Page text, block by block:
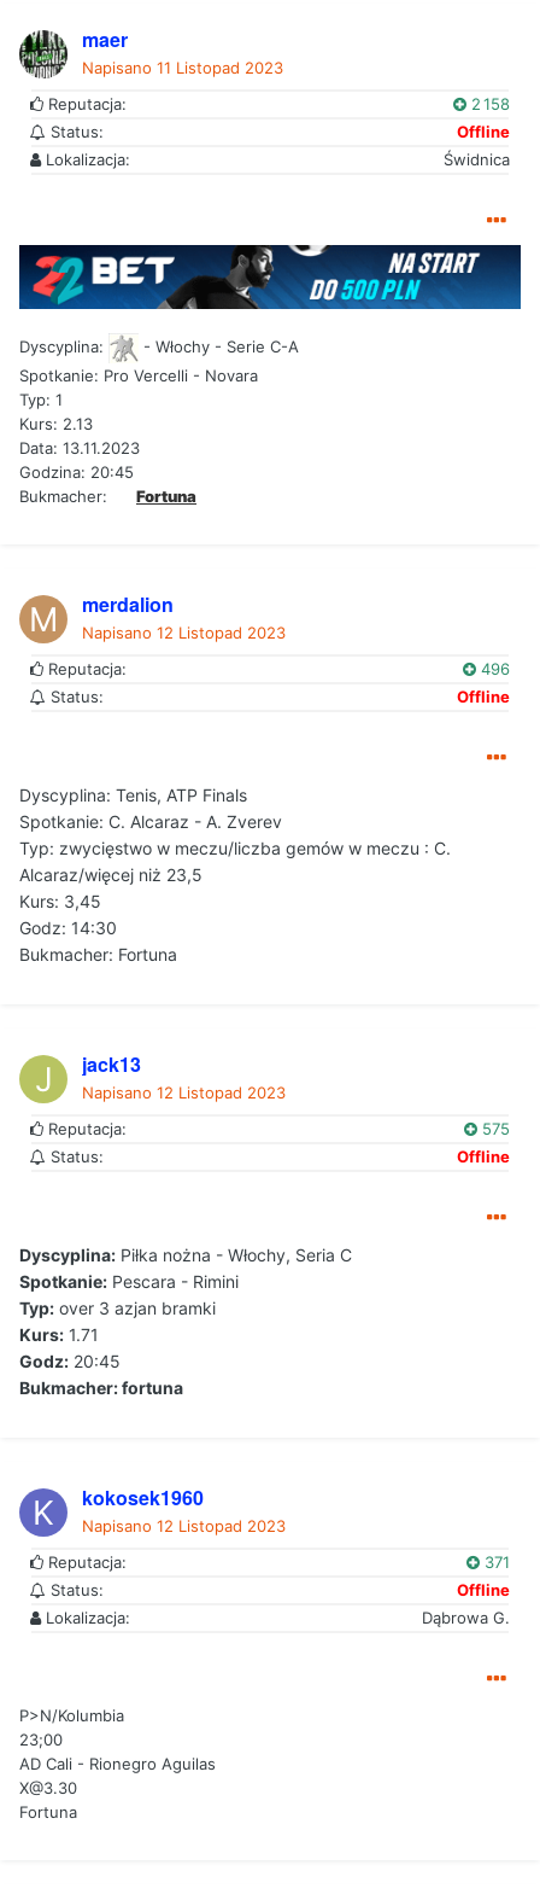
maer
Napisano 11 Listopad 2023
Reputacja:
2 158
Status:
Offline
Lokalizacja:
Świdnica
Dyscyplina:
- Włochy - Serie C-A
Spotkanie: Pro Vercelli - Novara
Typ: 1
Kurs: 2.13
Data: 13.11.2023
Godzina: 20:45
Bukmacher:
Fortuna
merdalion
Napisano 12 Listopad 2023
Reputacja:
496
Status:
Offline
Dyscyplina: Tenis, ATP Finals
Spotkanie: C. Alcaraz - A. Zverev
Typ: zwycięstwo w meczu/liczba gemów w meczu : C.
Alcaraz/więcej niż 23,5
Kurs: 3,45
Godz: 14:30
Bukmacher: Fortuna
jack13
Napisano 12 Listopad 2023
Reputacja:
575
Status:
Offline
Dyscyplina: Piłka nożna - Włochy, Seria C
Spotkanie: Pescara - Rimini
Typ: over 3 azjan bramki
Kurs: 1.71
Godz: 20:45
Bukmacher: fortuna
kokosek1960
Napisano 12 Listopad 2023
Reputacja:
371
Status:
Offline
Lokalizacja:
Dąbrowa G.
P>N/Kolumbia
23;00
AD Cali - Rionegro Aguilas
X@3.30
Fortuna